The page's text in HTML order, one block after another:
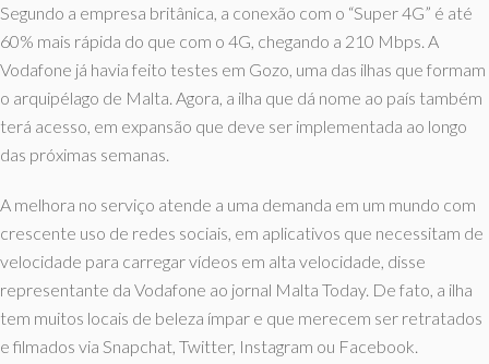
Segundo a empresa britânica, a conexão com o “Super 4G” é até
60% mais rápida do que com o 4G, chegando a 210 Mbps. A
Vodafone já havia feito testes em Gozo, uma das ilhas que formam
o arquipélago de Malta. Agora, a ilha que dá nome ao país também
terá acesso, em expansão que deve ser implementada ao longo
das próximas semanas.
A melhora no serviço atende a uma demanda em um mundo com
crescente uso de redes sociais, em aplicativos que necessitam de
velocidade para carregar vídeos em alta velocidade, disse
representante da Vodafone ao jornal Malta Today. De fato, a ilha
tem muitos locais de beleza ímpar e que merecem ser retratados
e filmados via Snapchat, Twitter, Instagram ou Facebook.